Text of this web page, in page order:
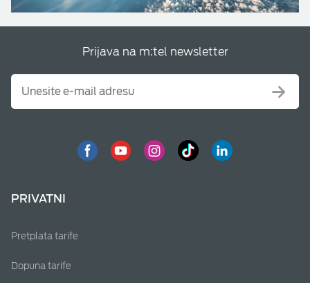
Prijava na m:tel newsletter
PRIVATNI
Pretplata tarife
Dopuna tarife